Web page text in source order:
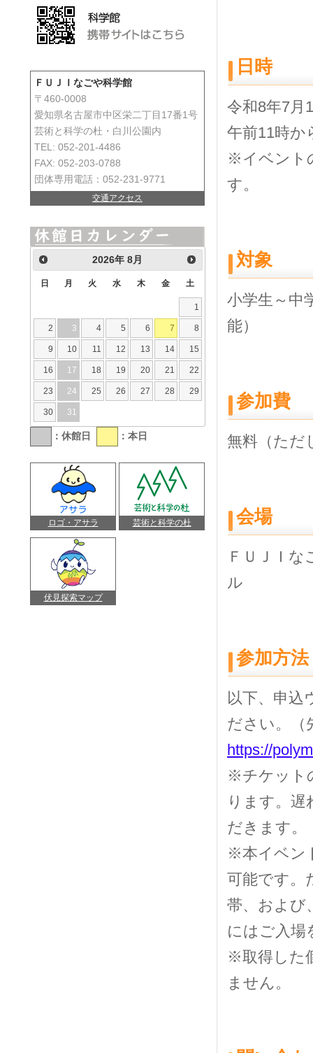
日時
令和8年7 月
午前11時か
※イベント
す。
対象
小学生～中
能）
参加費
無料（ただ
会場
ＦＵＪＩ
ル
参加方法
以下、申込
ださい。（
https://
※チケット
ります。遅
だきます。
※本イベン
可能です。
帯、および
にはご入場
※取得した
ません。
ＦＵＪＩなごや科学館
〒460-0008
愛知県名古屋市中区栄二丁目17番1号
芸術と科学の杜・白川公園内
TEL: 052-201-4486
FAX: 052-203-0788
団体専用電話：052-231-9771
交通アクセス
2026年8月
日 月 火 水 木 金 土
1
2 3 4 5 6 7 8
9 10 11 12 13 14 15
16 17 18 19 20 21 22
23 24 25 26 27 28 29
30 31
：休館日 ：本日
ロゴ・アサラ 芸術と科学の杜
伏見探索マップ